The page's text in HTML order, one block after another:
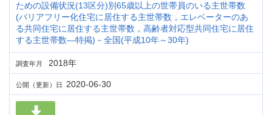
ための設備状況(13区分)別65歳以上の世帯員のいる主世帯数
(バリアフリー化住宅に居住する主世帯数，エレベーターのあ
る共同住宅に居住する主世帯数，高齢者対応型共同住宅に居住
する主世帯数―特掲)－全国(平成10年～30年)
調査年月 2018年
公開（更新）日 2020-06-30